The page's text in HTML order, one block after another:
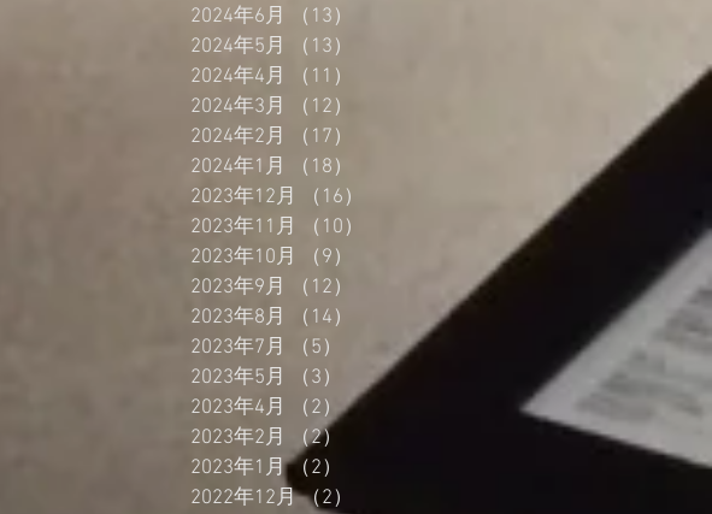
2024年6月
（13）
2024年5月
（13）
2024年4月
（11）
2024年3月
（12）
2024年2月
（17）
2024年1月
（18）
2023年12月
（16）
2023年11月
（10）
2023年10月
（9）
2023年9月
（12）
2023年8月
（14）
14件の記事
2023年7月
（5）
5件の記事
2023年5月
（3）
3件の記事
2023年4月
（2）2件の記事
2023年2月
（2）
2023年1月 （2）
2022年12月 （2）